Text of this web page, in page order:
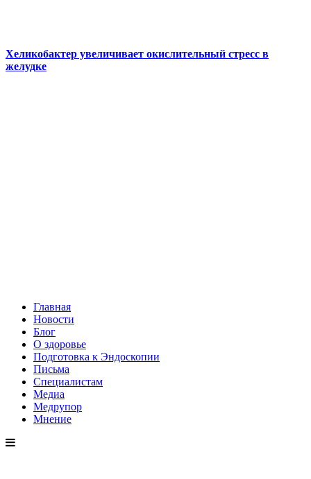
Хеликобактер увеличивает окислительный стресс в
желудке
Главная
Новости
Блог
О здоровье
Подготовка к Эндоскопии
Письма
Специалистам
Медиа
Медрупор
Мнение